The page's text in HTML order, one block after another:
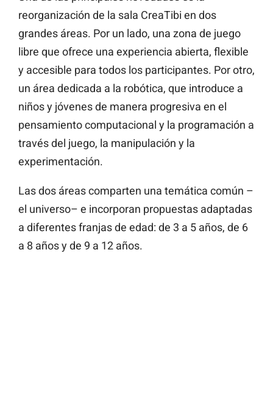
reorganización de la sala CreaTibi en dos
grandes áreas. Por un lado, una zona de juego
libre que ofrece una experiencia abierta, flexible
y accesible para todos los participantes. Por otro,
un área dedicada a la robótica, que introduce a
niños y jóvenes de manera progresiva en el
pensamiento computacional y la programación a
través del juego, la manipulación y la
experimentación.
Las dos áreas comparten una temática común –
el universo– e incorporan propuestas adaptadas
a diferentes franjas de edad: de 3 a 5 años, de 6
a 8 años y de 9 a 12 años.